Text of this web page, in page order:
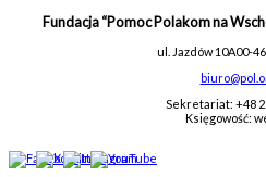
Fundacja “Pomoc Polakom na
ul. Jazdów 10A00-
Sekretariat: +48
Księgowość: